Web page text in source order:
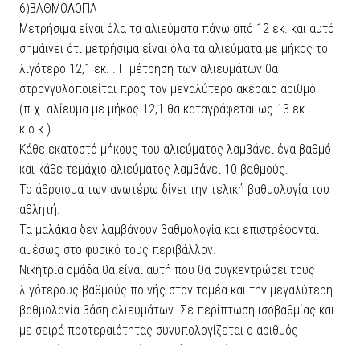
6)ΒΑΘΜΟΛΟΓΙΑ
Μετρήσιμα είναι όλα τα αλιεύματα πάνω από 12 εκ. και αυτό
σημάινει ότι μετρήσιμα είναι όλα τα αλιεύματα με μήκος το
λιγότερο 12,1 εκ. . Η μέτρηση των αλιευμάτων θα
στρογγυλοποιείται προς τον μεγαλύτερο ακέραιο αριθμό
(π.χ. αλίευμα με μήκος 12,1 θα καταγράφεται ως 13 εκ.
κ.ο.κ.)
Κάθε εκατοστό μήκους του αλιεύματος λαμβάνει ένα βαθμό
και κάθε τεμάχιο αλιεύματος λαμβάνει 10 βαθμούς.
Το άθροισμα των ανωτέρω δίνει την τελική βαθμολογία του
αθλητή.
Τα μαλάκια δεν λαμβάνουν βαθμολογία και επιστρέφονται
αμέσως στο φυσικό τους περιβάλλον.
Νικήτρια ομάδα θα είναι αυτή που θα συγκεντρώσει τους
λιγότερους βαθμούς ποινής στον τομέα και την μεγαλύτερη
βαθμολογία βάση αλιευμάτων. Σε περίπτωση ισοβαθμίας και
με σειρά προτεραιότητας συνυπολογίζεται ο αριθμός